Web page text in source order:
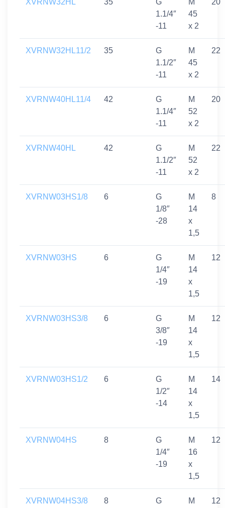
XVRNW32HL 35
G
1.1/4″
-11
M
45
x 2
20
XVRNW32HL11/2 35
G
1.1/2″
-11
M
45
x 2
22
XVRNW40HL11/4 42
G
1.1/4″
-11
M
52
x 2
20
XVRNW40HL 42
G
1.1/2″
-11
M
52
x 2
22
XVRNW03HS1/8 6
G
1/8″
-28
M
14
x
1,5
8
XVRNW03HS 6
G
1/4″
-19
M
14
x
1,5
12
XVRNW03HS3/8 6
G
3/8″
-19
M
14
x
1,5
12
XVRNW03HS1/2 6
G
1/2″
-14
M
14
x
1,5
14
XVRNW04HS 8
G
1/4″
-19
M
16
x
1,5
12
XVRNW04HS3/8 8
G
M
12